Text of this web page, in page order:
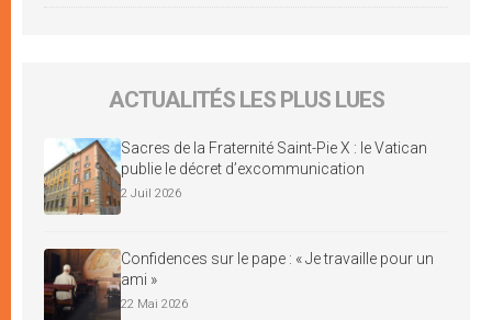
ACTUALITÉS LES PLUS LUES
Sacres de la Fraternité Saint-Pie X : le Vatican
publie le décret d’excommunication
2 Juil 2026
Confidences sur le pape : « Je travaille pour un
ami »
22 Mai 2026